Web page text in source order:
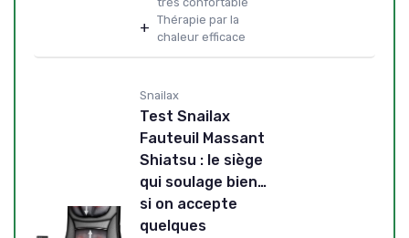
+ Thérapie par la
chaleur efficace
Snailax
Test Snailax
Fauteuil Massant
Shiatsu : le siège
qui soulage bien…
si on accepte
quelques